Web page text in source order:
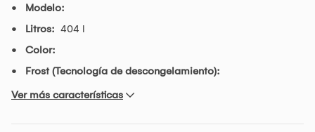
Modelo:
Litros: 404 l
Color:
Frost (Tecnología de descongelamiento):
Ver más características